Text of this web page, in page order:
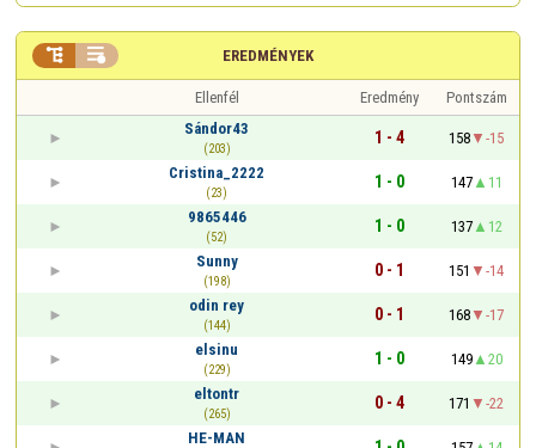
EREDMÉNYEK
 
Ellenfél Eredmény
Pontszám
Sándor43
(203)
1 - 4 158
-15
Cristina_2222
(23)
1 - 0 147
11
9865446
(52)
1 - 0 137
12
Sunny
(198)
0 - 1 151
-14
odin rey
(144)
0 - 1 168
-17
elsinu
(229)
1 - 0 149
20
eltontr
(265)
0 - 4 171
-22
HE-MAN